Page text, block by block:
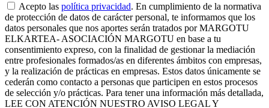
Acepto las política privacidad. En cumplimiento de la normativa
de protección de datos de carácter personal, te informamos que los
datos personales que nos aportes serán tratados por MARGOTU
ELKARTEA- ASOCIACIÓN MARGOTU en base a tu
consentimiento expreso, con la finalidad de gestionar la mediación
entre profesionales formados/as en diferentes ámbitos con empresas,
y la realización de prácticas en empresas. Estos datos únicamente se
cederán como contacto a personas que participen en estos procesos
de selección y/o prácticas. Para tener una información más detallada,
LEE CON ATENCIÓN NUESTRO AVISO LEGAL Y